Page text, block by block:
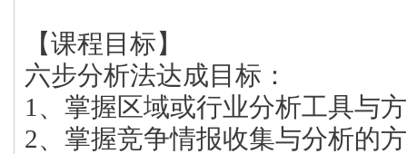
【课程目标】
六步分析法达成目标：
1、掌握区域或行业分析工具与
2、掌握竞争情报收集与分析的